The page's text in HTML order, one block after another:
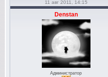
11 авг 2011, 14:15
Denstan
Администратор